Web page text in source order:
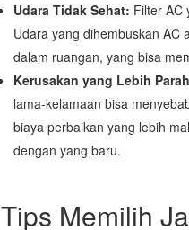
Udara Tidak Sehat: Filter AC
Udara yang dihembuskan AC
dalam ruangan, yang bisa
Kerusakan yang Lebih
lama-kelamaan bisa
biaya perbaikan yang lebih
dengan yang baru.
Tips Memilih